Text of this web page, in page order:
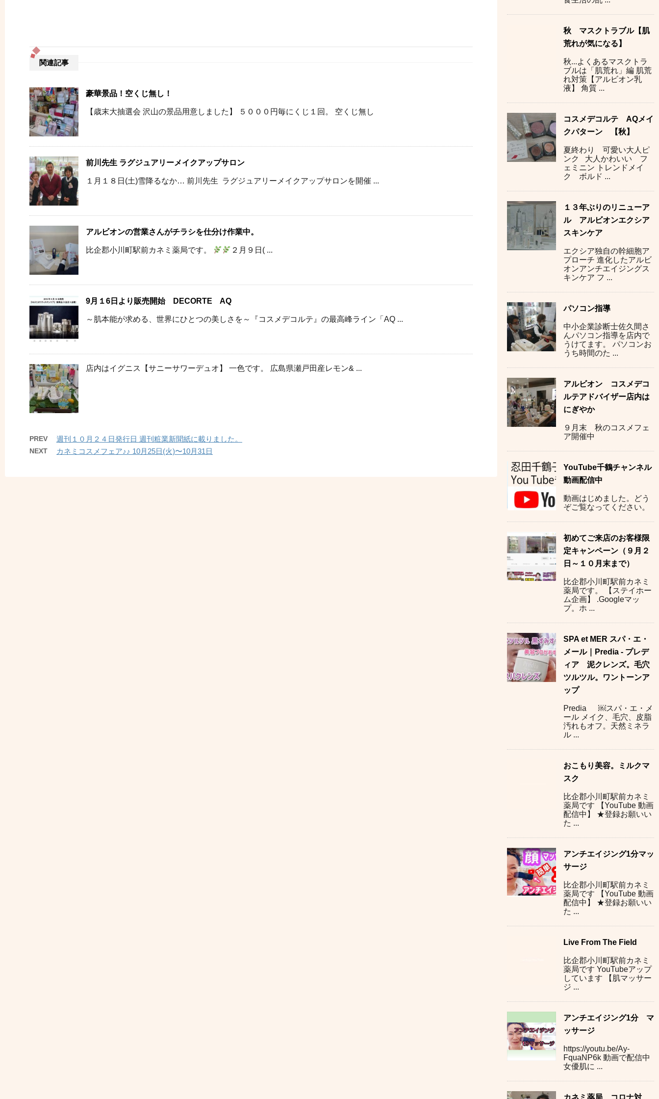
関連記事
豪華景品！空くじ無し！
【歳末大抽選会 沢山の景品用意しました】 ５０００円毎にくじ１回。 空くじ無し
前川先生 ラグジュアリーメイクアップサロン
１月１８日(土)雪降るなか… 前川先生 ラグジュアリーメイクアップサロンを開催 ...
アルビオンの営業さんがチラシを仕分け作業中。
比企郡小川町駅前カネミ薬局です。 ２月９日( ...
9月１6日より販売開始 DECORTE AQ
～肌本能が求める、世界にひとつの美しさを～『コスメデコルテ』の最高峰ライン「AQ ...
店内はイグニス【サニーサワーデュオ】 一色です。 広島県瀬戸田産レモン& ...
PREV 週刊１０月２４日発行日 週刊粧業新聞紙に載りました。
NEXT カネミコスメフェア♪♪ 10月25日(火)〜10月31日
秋 マスクトラブル【肌
荒れが気になる】
秋...よくあるマスクトラ
ブルは「肌荒れ」編 肌荒
れ対策【アルビオン乳
液】 角質 ...
コスメデコルテ AQメイ
クパターン 【秋】
夏終わり 可愛い大人ピ
ンク 大人かわいい フ
ェミニン トレンドメイ
ク ボルド ...
１３年ぶりのリニューア
ル アルビオンエクシア
スキンケア
エクシア独自の幹細胞ア
プローチ 進化したアルビ
オンアンチエイジングス
キンケア フ ...
パソコン指導
中小企業診断士佐久間さ
んパソコン指導を店内で
うけてます。 パソコンお
うち時間のた ...
アルビオン コスメデコ
ルテアドバイザー店内は
にぎやか
９月末 秋のコスメフェ
ア開催中
YouTube千鶴チャンネル
動画配信中
動画はじめました。どう
ぞご覧なってください。
初めてご来店のお客様限
定キャンペーン（９月２
日～１０月末まで）
比企郡小川町駅前カネミ
薬局です。 【ステイホー
ム企画】 .Googleマッ
プ。ホ ...
SPA et MER スパ・エ・
メール｜Predia - プレデ
ィア 泥クレンズ。毛穴
ツルツル。ワントーンア
ップ
Predia ￼スパ・エ・メ
ール メイク、毛穴、皮脂
汚れもオフ。天然ミネラ
ル ...
おこもり美容。ミルクマ
スク
比企郡小川町駅前カネミ
薬局です 【YouTube 動画
配信中】 ★登録お願いい
た ...
アンチエイジング1分マッ
サージ
比企郡小川町駅前カネミ
薬局です 【YouTube 動画
配信中】 ★登録お願いい
た ...
Live From The Field
比企郡小川町駅前カネミ
薬局です YouTubeアップ
しています 【肌マッサー
ジ ...
アンチエイジング1分 マ
ッサージ
https://youtu.be/Ay-
FquaNP6k 動画で配信中
女優肌に ...
カネミ薬局 コロナ対